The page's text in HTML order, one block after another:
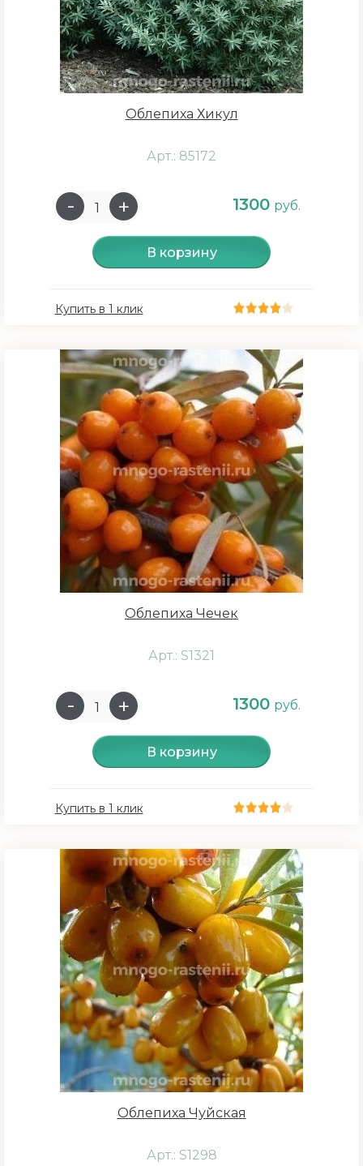
Облепиха Хикул
Арт.: 85172
1300 руб.
В корзину
Купить в 1 клик
Облепиха Чечек
Арт.: S1321
1300 руб.
В корзину
Купить в 1 клик
Облепиха Чуйская
Арт.: S1298
Присутствие запаха
Плодоношение
3-4 год
Морозоустойчивость
средняя
высокая
Цвет растения
Оранжевый